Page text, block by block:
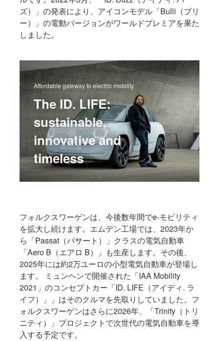
ズ）
」の発表により、アイコンモデル「Bulli（ブリ
ー）」の電動バージョンがワールドプレミアを果た
しました。
Affordable gateway to electric mobility
The ID. LIFE:
sustainable,
innovative and
timeless
フォルクスワーゲンは、今後数年間でe-モビリティ
を拡大し続けます。エムデン工場では、2023年か
ら「Passat（パサート）」クラスの電気自動車
「Aero B（エアロ B）
」も生産します。その後、
2025年には約2万ユーロの小型電気自動車が登場し
ます。 ミュンヘンで開催された「IAA Mobility
2021」のコンセプトカー「ID. LIFE（アイディ. ラ
イフ）」
」はそのクルマを先取りしていました。フ
ォルクスワーゲンはさらに2026年、「Trinity（トリ
ニティ）」プロジェクト で次世代の電気自動車を導
入する予定です。